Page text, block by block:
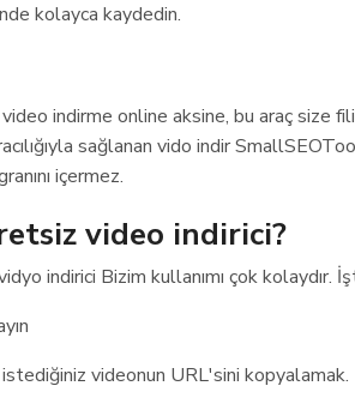
kolayca kaydedin.
indirme online aksine, bu araç size
sağlanan vido indir
içermez.
video indirici?
indirici Bizim kullanımı çok kolaydır.
videonun URL'sini kopyalamak.